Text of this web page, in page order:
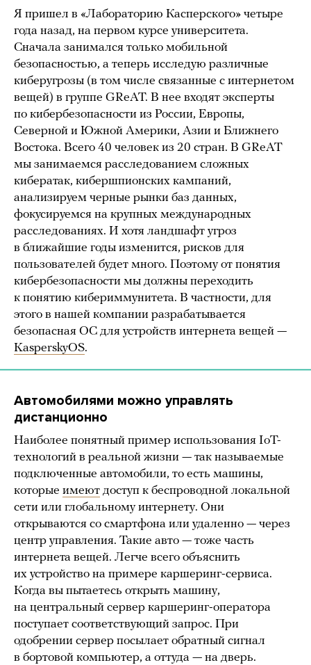
Я пришел в «Лабораторию Касперского» четыре
года назад, на первом курсе университета.
Сначала занимался только мобильной
безопасностью, а теперь исследую различные
киберугрозы (в том числе связанные с интернетом
вещей) в группе GReAT. В нее входят эксперты
по кибербезопасности из России, Европы,
Северной и Южной Америки, Азии и Ближнего
Востока. Всего 40 человек из 20 стран. В GReAT
мы занимаемся расследованием сложных
кибератак, кибершпионских кампаний,
анализируем черные рынки баз данных,
фокусируемся на крупных международных
расследованиях. И хотя ландшафт угроз
в ближайшие годы изменится, рисков для
пользователей будет много. Поэтому от понятия
кибербезопасности мы должны переходить
к понятию кибериммунитета. В частности, для
этого в нашей компании разрабатывается
безопасная ОС для устройств интернета вещей —
KasperskyOS.
Автомобилями можно управлять
дистанционно
Наиболее понятный пример использования IoT-
технологий в реальной жизни — так называемые
подключенные автомобили, то есть машины,
которые имеют доступ к беспроводной локальной
сети или глобальному интернету. Они
открываются со смартфона или удаленно — через
центр управления. Такие авто — тоже часть
интернета вещей. Легче всего объяснить
их устройство на примере каршеринг-сервиса.
Когда вы пытаетесь открыть машину,
на центральный сервер каршеринг-оператора
поступает соответствующий запрос. При
одобрении сервер посылает обратный сигнал
в бортовой компьютер, а оттуда — на дверь.